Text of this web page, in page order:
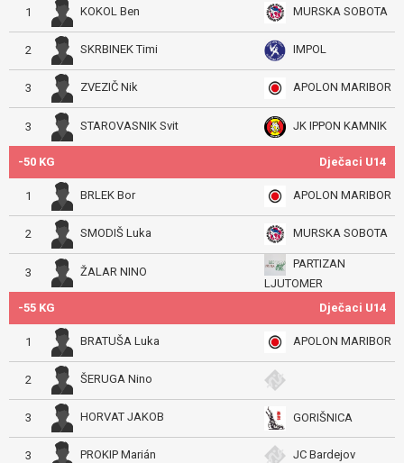
1 KOKOL Ben MURSKA SOBOTA
2 SKRBINEK Timi IMPOL
3 ZVEZIČ Nik APOLON MARIBOR
3 STAROVASNIK Svit JK IPPON KAMNIK
-50 KG Dječaci U14
1 BRLEK Bor APOLON MARIBOR
2 SMODIŠ Luka MURSKA SOBOTA
3 ŽALAR NINO
PARTIZAN
LJUTOMER
-55 KG
Dječaci U14
1 BRATUŠA Luka APOLON MARIBOR
2 ŠERUGA Nino
3 HORVAT JAKOB GORIŠNICA
3 PROKIP Marián JC Bardejov